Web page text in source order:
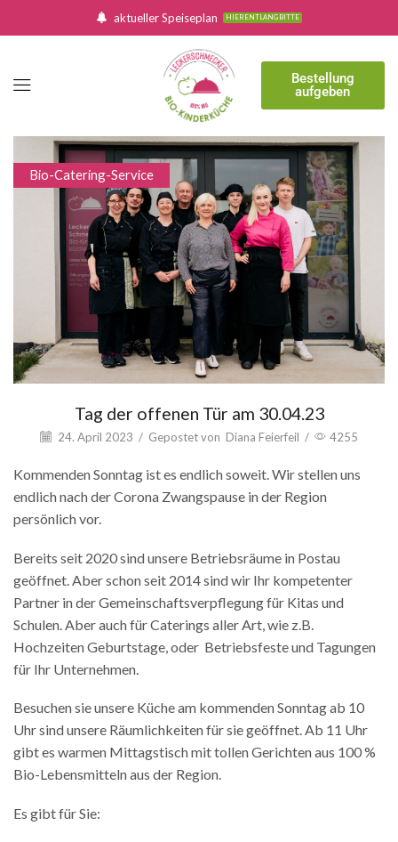
aktueller Speiseplan HIER ENTLANG BITTE
Bestellung
aufgeben
Bio-Catering-Service
Tag der offenen Tür am 30.04.23
24. April 2023 / Gepostet von Diana Feierfeil / 4255
Kommenden Sonntag ist es endlich soweit. Wir stellen uns
endlich nach der Corona Zwangspause in der Region
persönlich vor.
Bereits seit 2020 sind unsere Betriebsräume in Postau
geöffnet. Aber schon seit 2014 sind wir Ihr kompetenter
Partner in der Gemeinschaftsverpflegung für Kitas und
Schulen. Aber auch für Caterings aller Art, wie z.B.
Hochzeiten Geburtstage, oder Betriebsfeste und Tagungen
für Ihr Unternehmen.
Besuchen sie unsere Küche am kommenden Sonntag ab 10
Uhr sind unsere Räumlichkeiten für sie geöffnet. Ab 11 Uhr
gibt es warmen Mittagstisch mit tollen Gerichten aus 100 %
Bio-Lebensmitteln aus der Region.
Es gibt für Sie: